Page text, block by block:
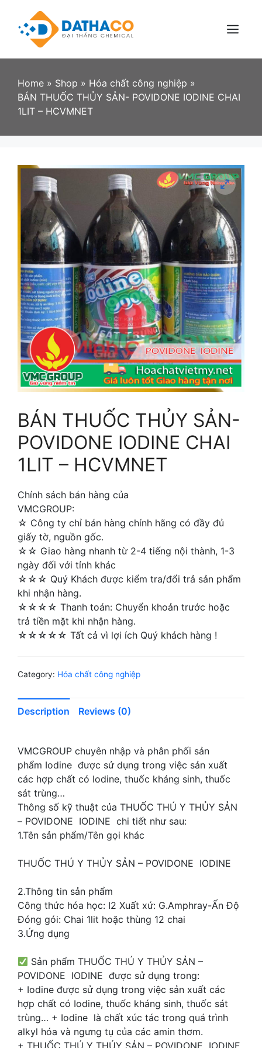
content
Menu
Home » Shop » Hóa chất công nghiệp »
BÁN THUỐC THỦY SẢN- POVIDONE IODINE CHAI
1LIT – HCVMNET
BÁN THUỐC THỦY SẢN-
POVIDONE IODINE CHAI
1LIT – HCVMNET
Chính sách bán hàng của
VMCGROUP:
☆ Công ty chỉ bán hàng chính hãng có đầy đủ
giấy tờ, nguồn gốc.
☆☆ Giao hàng nhanh từ 2-4 tiếng nội thành, 1-3
ngày đối với tỉnh khác
☆☆☆ Quý Khách được kiểm tra/đổi trả sản phẩm
khi nhận hàng.
☆☆☆☆ Thanh toán: Chuyển khoản trước hoặc
trả tiền mặt khi nhận hàng.
☆☆☆☆☆ Tất cả vì lợi ích Quý khách hàng !
Category: Hóa chất công nghiệp
Description Reviews (0)
VMCGROUP chuyên nhập và phân phối sản
phẩm Iodine được sử dụng trong việc sản xuất
các hợp chất có Iodine, thuốc kháng sinh, thuốc
sát trùng…
Thông số kỹ thuật của THUỐC THÚ Y THỦY SẢN
– POVIDONE IODINE chi tiết như sau:
1.Tên sản phẩm/Tên gọi khác
THUỐC THÚ Y THỦY SẢN – POVIDONE IODINE
2.Thông tin sản phẩm
Công thức hóa học: I2 Xuất xứ: G.Amphray-Ấn Độ
Đóng gói: Chai 1lit hoặc thùng 12 chai
3.Ứng dụng
Sản phẩm THUỐC THÚ Y THỦY SẢN –
POVIDONE IODINE được sử dụng trong:
+ Iodine được sử dụng trong việc sản xuất các
hợp chất có Iodine, thuốc kháng sinh, thuốc sát
trùng… + Iodine là chất xúc tác trong quá trình
alkyl hóa và ngưng tụ của các amin thơm.
+ THUỐC THÚ Y THỦY SẢN – POVIDONE IODINE